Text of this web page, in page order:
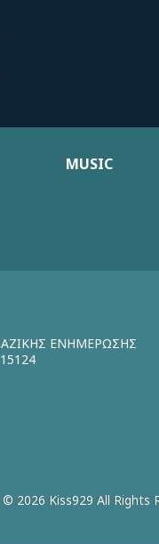
MUSIC
ΕΝΗΜΕΡΩΣΗΣ
© 2026 Kiss929 All Rights